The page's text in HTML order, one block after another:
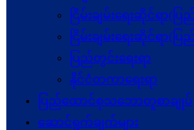
ငြိမ်းချမ်းရေးဆိုင်ရာ(ပ
ငြိမ်းချမ်းရေးဆိုင်ရာ(ပြ
ပြည်တွင်းရေးရာ
နိုင်ငံတကာရေးရာ
ပြည်ထောင်စုသဘောတူစာချုပ်
ဆောင်ရွက်ချက်များ